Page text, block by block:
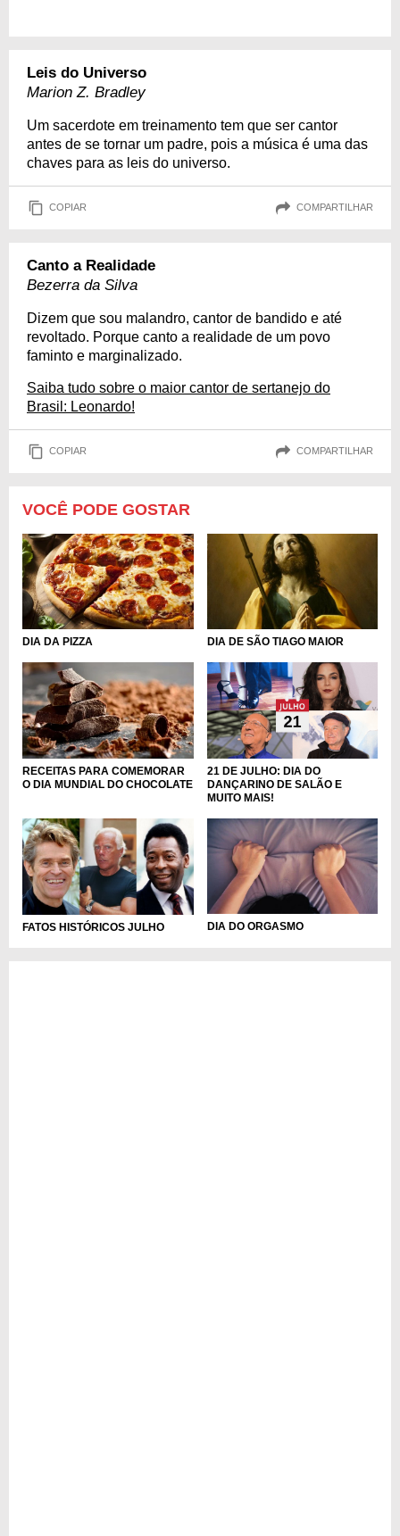
Leis do Universo
Marion Z. Bradley
Um sacerdote em treinamento tem que ser cantor
antes de se tornar um padre, pois a música é uma das
chaves para as leis do universo.
COPIAR COMPARTILHAR
Canto a Realidade
Bezerra da Silva
Dizem que sou malandro, cantor de bandido e até
revoltado. Porque canto a realidade de um povo
faminto e marginalizado.
Saiba tudo sobre o maior cantor de sertanejo do
Brasil: Leonardo!
COPIAR COMPARTILHAR
VOCÊ PODE GOSTAR
DIA DA PIZZA DIA DE SÃO TIAGO MAIOR
RECEITAS PARA COMEMORAR
O DIA MUNDIAL DO CHOCOLATE
21 DE JULHO: DIA DO
DANÇARINO DE SALÃO E
MUITO MAIS!
FATOS HISTÓRICOS JULHO DIA DO ORGASMO